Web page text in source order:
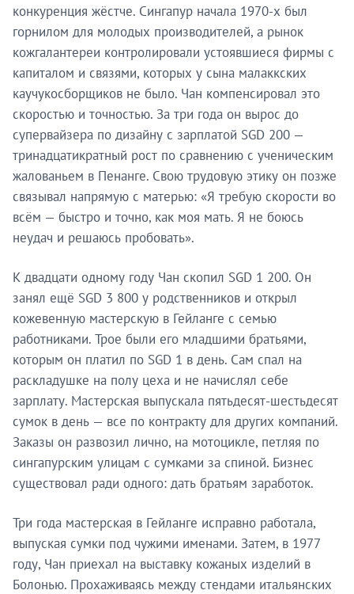
конкуренция жёстче. Сингапур начала 1970-х был
горнилом для молодых производителей, а рынок
кожгалантереи контролировали устоявшиеся фирмы с
капиталом и связями, которых у сына малаккских
каучукосборщиков не было. Чан компенсировал это
скоростью и точностью. За три года он вырос до
супервайзера по дизайну с зарплатой SGD 200 —
тринадцатикратный рост по сравнению с ученическим
жалованьем в Пенанге. Свою трудовую этику он позже
связывал напрямую с матерью: «Я требую скорости во
всём — быстро и точно, как моя мать. Я не боюсь
неудач и решаюсь пробовать».
К двадцати одному году Чан скопил SGD 1 200. Он
занял ещё SGD 3 800 у родственников и открыл
кожевенную мастерскую в Гейланге с семью
работниками. Трое были его младшими братьями,
которым он платил по SGD 1 в день. Сам спал на
раскладушке на полу цеха и не начислял себе
зарплату. Мастерская выпускала пятьдесят-шестьдесят
сумок в день — все по контракту для других компаний.
Заказы он развозил лично, на мотоцикле, петляя по
сингапурским улицам с сумками за спиной. Бизнес
существовал ради одного: дать братьям заработок.
Три года мастерская в Гейланге исправно работала,
выпуская сумки под чужими именами. Затем, в 1977
году, Чан приехал на выставку кожаных изделий в
Болонью. Прохаживаясь между стендами итальянских